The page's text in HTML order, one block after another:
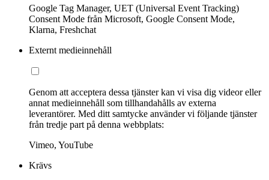
Google Tag Manager, UET (Universal Event Tracking)
Consent Mode från Microsoft, Google Consent Mode,
Klarna, Freshchat
Externt medieinnehåll
Genom att acceptera dessa tjänster kan vi visa dig videor eller
annat medieinnehåll som tillhandahålls av externa
leverantörer. Med ditt samtycke använder vi följande tjänster
från tredje part på denna webbplats:
Vimeo, YouTube
Krävs